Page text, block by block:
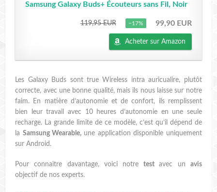
Samsung Galaxy Buds+ Écouteurs sans Fil, Noir
119,95 EUR −17% 99,90 EUR
Acheter sur Amazon
Les Galaxy Buds sont true Wireless intra auricualire, plutôt
correcte, avec une bonne qualité, mais ils nous laisse sur notre
faim. En matière d’autonomie et de confort, ils remplissent
bien leur travail avec 10 heures d’autonomie en une seule
recharge. La grande limite de ce modèle, c’est qu’il dépend de
la Samsung Wearable, une application disponible uniquement
sur Android.
Pour connaitre davantage, voici notretestavec un avis
objectif de nos experts.